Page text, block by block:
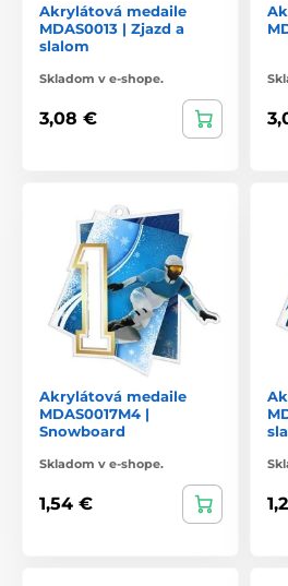
Akrylátová medaile
MDAS0013 | Zjazd a
slalom
Skladom v e-shope.
3,08 €
Akrylátová medaile
MDAS0017M4 |
Snowboard
Skladom v e-shope.
1,54 €